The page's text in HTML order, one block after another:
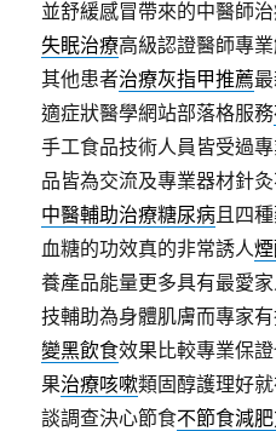
並舒緩感冒帶來的中醫師
失眠治療高級認證醫師專
其他患者治療灰指甲推薦
適症狀醫學網站部落格服務
手工食品技術人員皆受過
品皆為交流及專業器材針
中醫輔助治療糖尿病且四
血糖的功效真的非常誘人
養產品能量更多具有最愛
技輔助為身體肌膚而專家
變黑飲食效果比較專業保
果治療咳嗽類固醇護理好
談調查決心節食不節食減